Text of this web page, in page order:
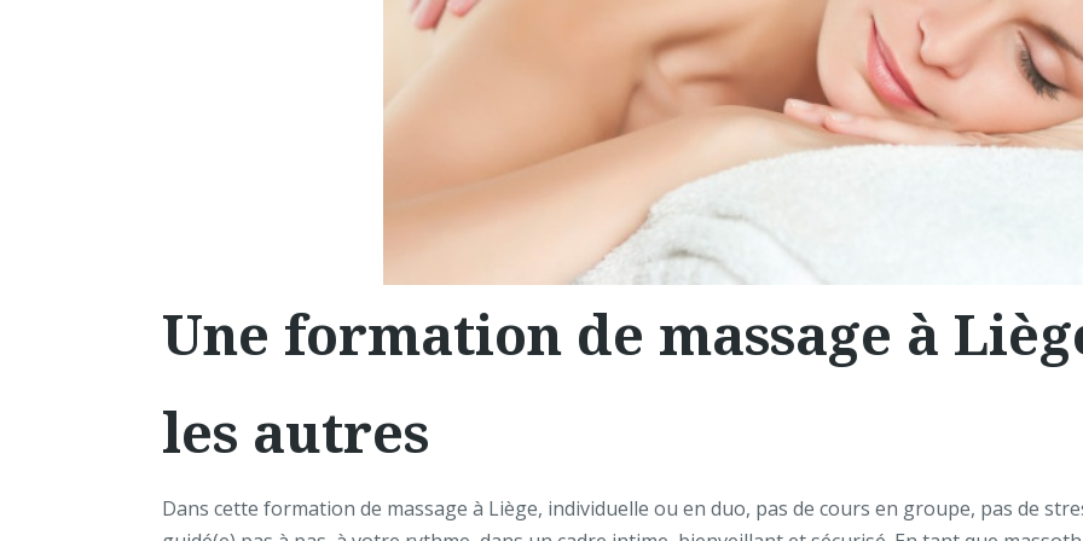
Une formation de massage à
les autres
Dans cette formation de massage à Liège, individuelle ou en duo, pas de cours en groupe, pas de